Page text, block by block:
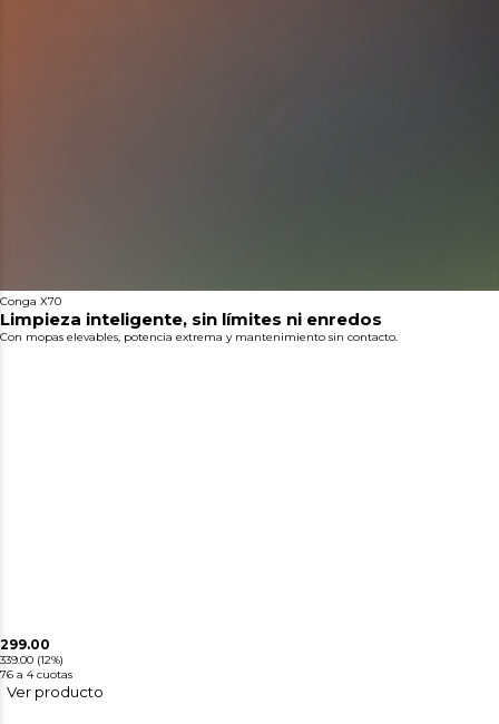
Conga X70
Limpieza inteligente, sin límites ni enredos
Con mopas elevables, potencia extrema y mantenimiento sin contacto.
299.00
339.00 (12%)
76 a 4 cuotas
Ver producto